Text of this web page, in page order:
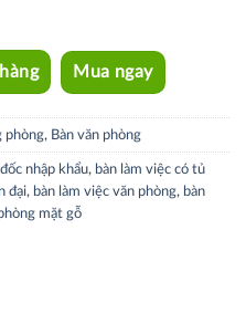
Mua ngay
phòng, Bàn văn phòng
nhập khẩu, bàn làm việc có tủ
đại, bàn làm việc văn phòng, bàn
mặt gỗ